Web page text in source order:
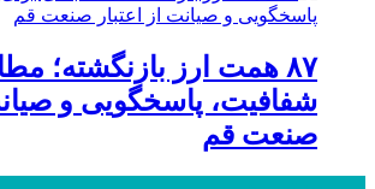
۸۷ همت ارز بازنگشته؛
شفافیت، پاسخگویی و
صنعت قم